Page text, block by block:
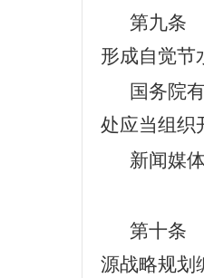
第九条
形成自觉节
国务院
处应当组织
新闻媒
第十条
源战略规划